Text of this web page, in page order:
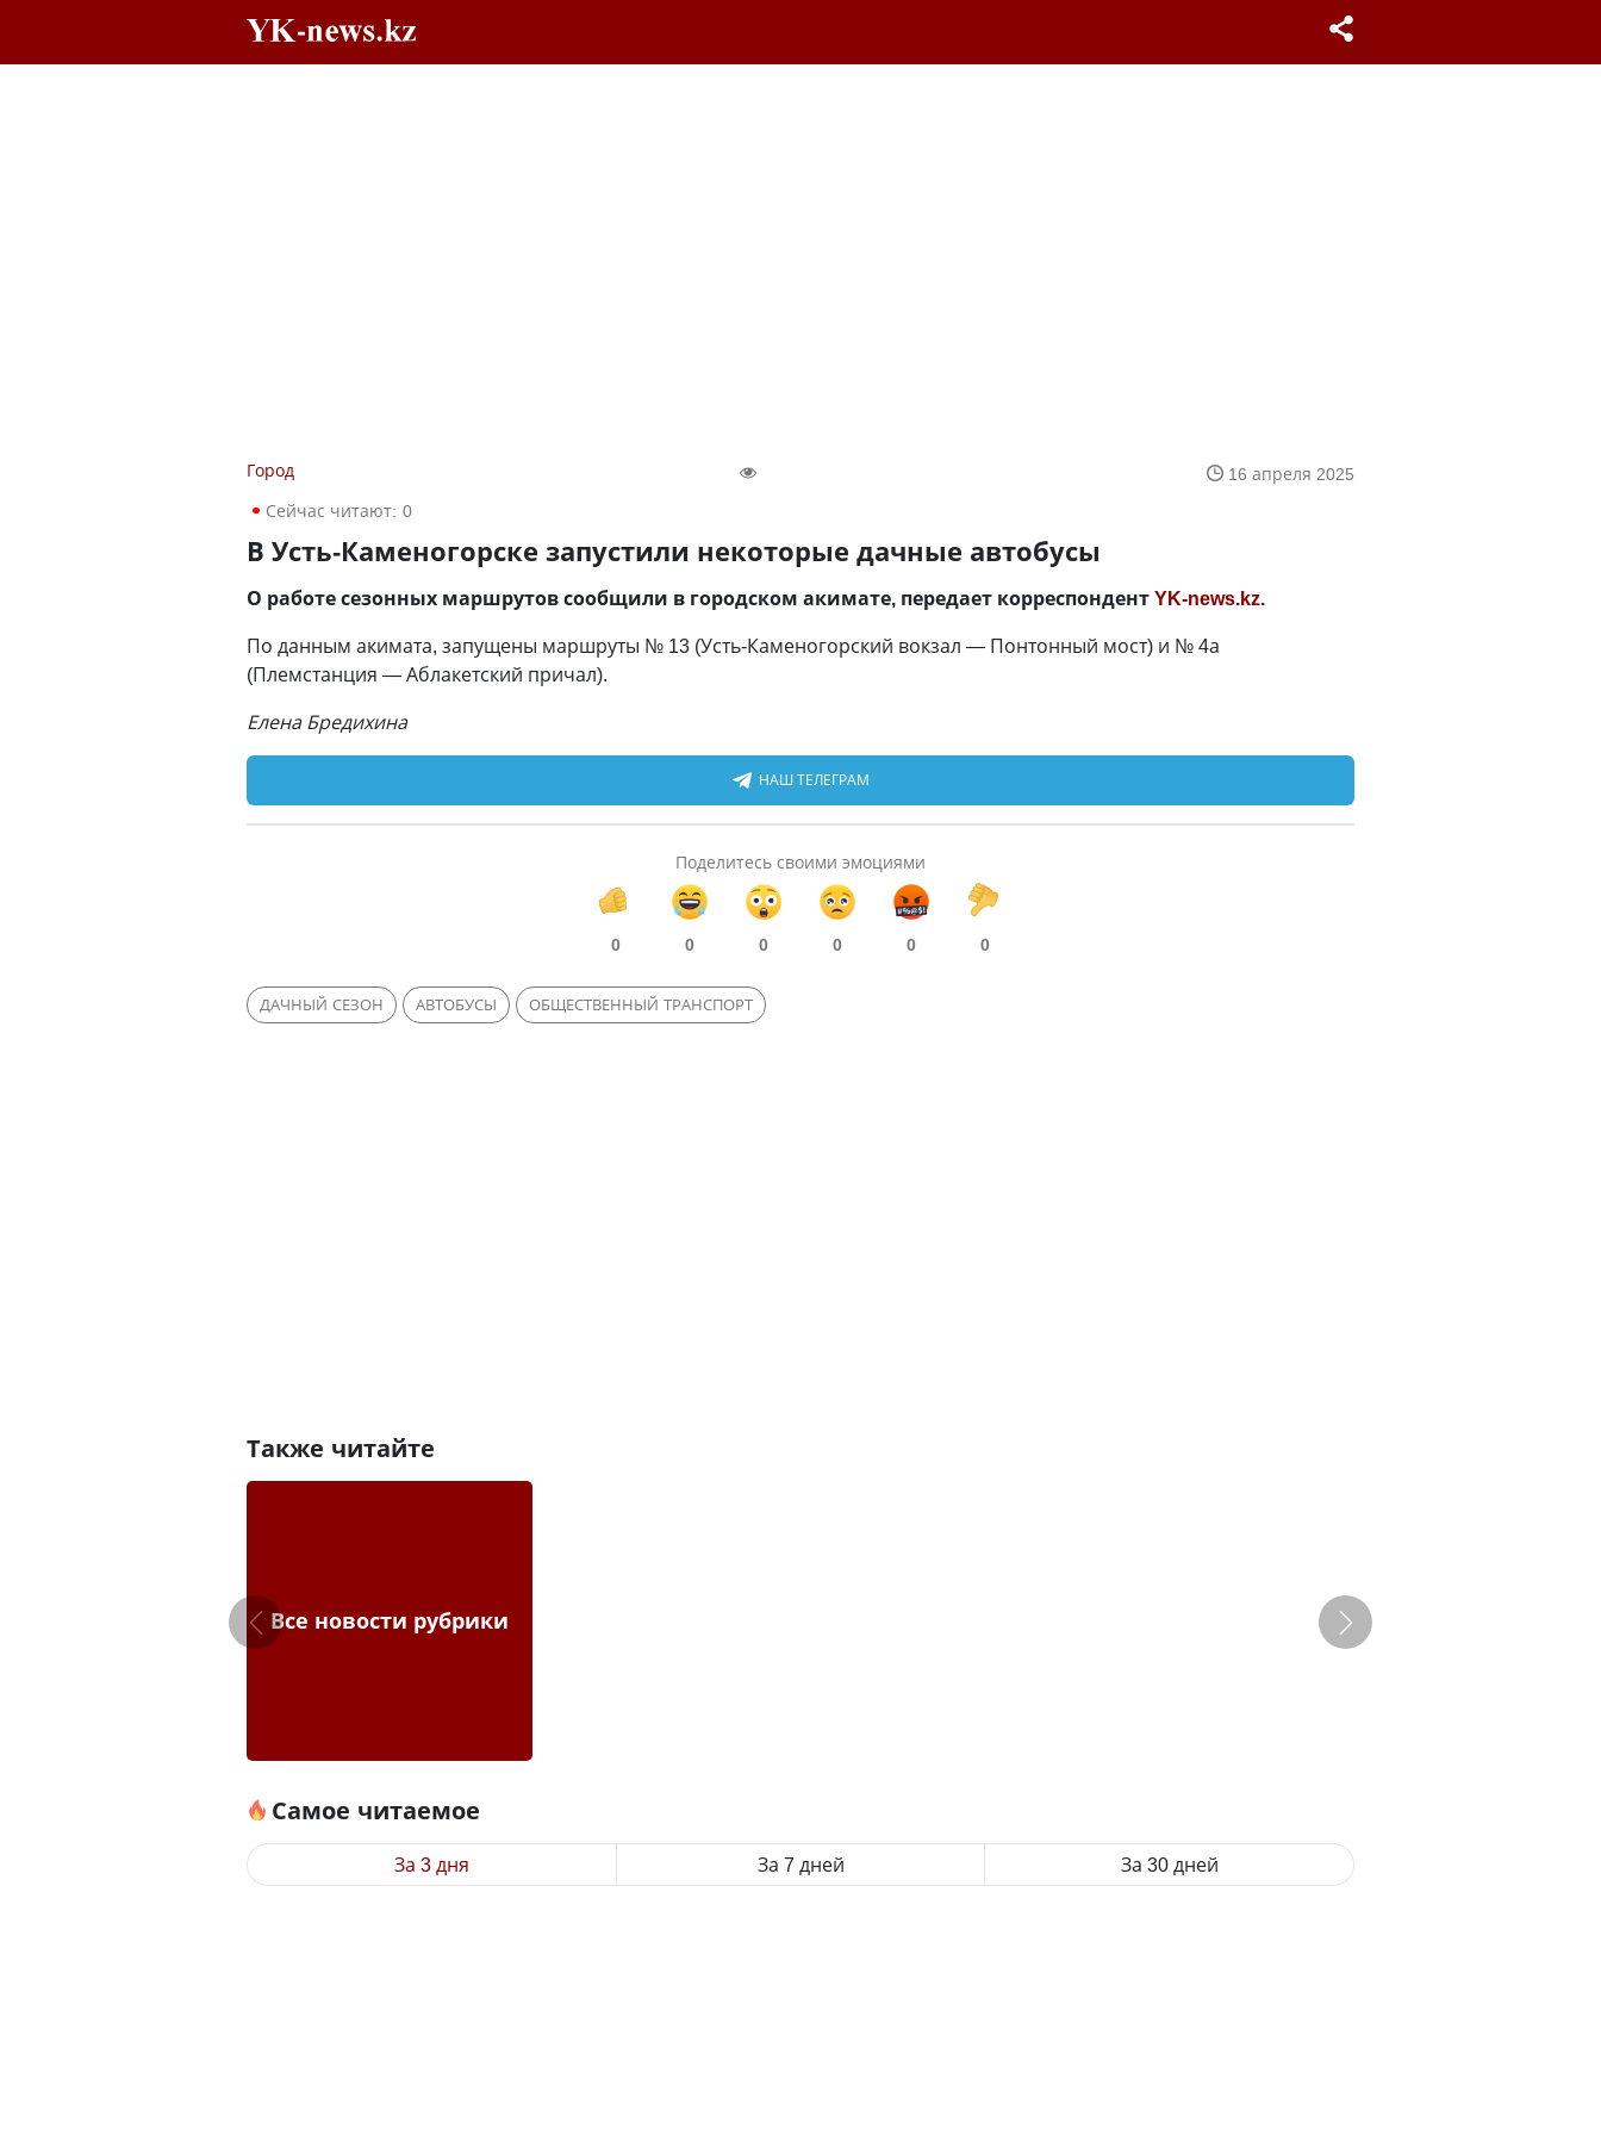
Город
16 апреля 2025
Сейчас читают: 0
В Усть-Каменогорске запустили некоторые дачные автобусы
О работе сезонных маршрутов сообщили в городском акимате, передает корреспондентYK-news.kz.
По данным акимата, запущены маршруты № 13 (Усть-Каменогорский вокзал — Понтонный мост) и № 4а
(Племстанция — Аблакетский причал).
Елена Бредихина
НАШ ТЕЛЕГРАМ
Поделитесь своими эмоциями
0 0 0 0 0 0
ДАЧНЫЙ СЕЗОН АВТОБУСЫ ОБЩЕСТВЕННЫЙ ТРАНСПОРТ
Также читайте
Все новости рубрики
Самое читаемое
За 3 дня За 7 дней За 30 дней